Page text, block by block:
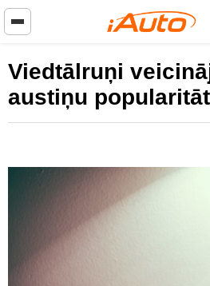
Viedtālruņi
austiņu